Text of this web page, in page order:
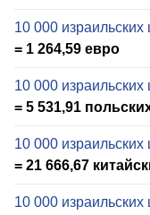
10 000
= 1 264,59 евро
10 000
= 5 531,91
10 000
= 21 666,67
10 000